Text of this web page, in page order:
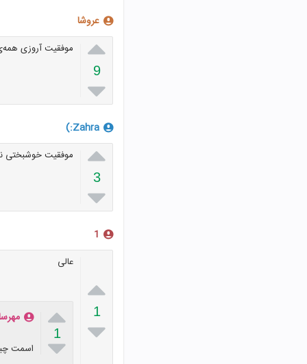
عروشا

9

موفقیت آروزی
Zahra:)

3

موفقیت
1

1

عالی

1
 اسمت